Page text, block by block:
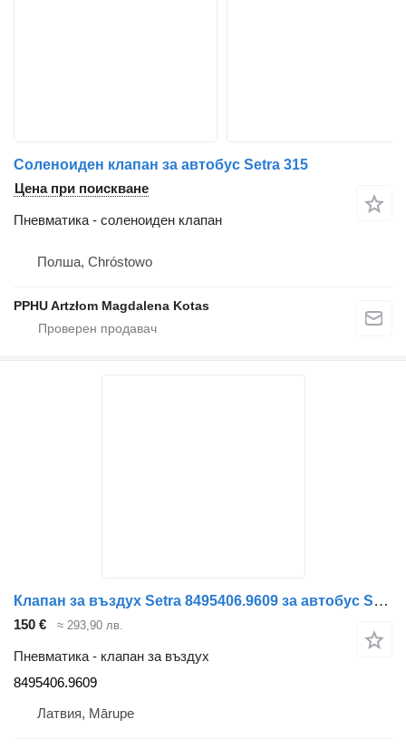
Соленоиден клапан за автобус Setra 315
Цена при поискване
Пневматика - соленоиден клапан
Полша, Chróstowo
PPHU Artzłom Magdalena Kotas
Клапан за въздух Setra 8495406.9609 за автобус Setra 313UL
150 € ≈ 293,90 лв.
Пневматика - клапан за въздух
8495406.9609
Латвия, Mārupe